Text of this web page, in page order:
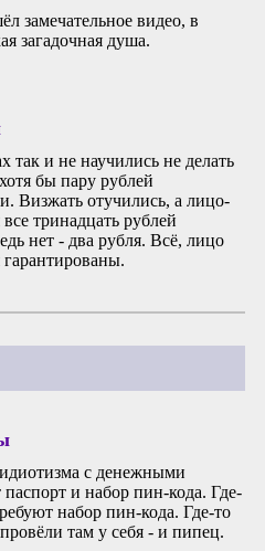
замечательное видео, в
загадочная душа.
так и не научились не делать
бы пару рублей
Визжать отучились, а лицо-
тринадцать рублей
нет - два рубля. Всё, лицо
гарантированы.
с денежными
и набор пин-кода. Где-
набор пин-кода. Где-то
там у себя - и пипец.